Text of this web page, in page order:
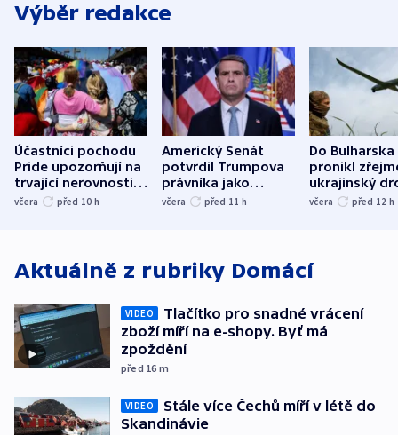
Výběr redakce
Účastníci pochodu
Pride upozorňují na
trvající nerovnosti i
společenskou
včera před 10 h
Americký Senát
potvrdil Trumpova
právníka jako
ministra
včera před 11 h
Do Bulharska
pronikl
ukrajinský
explodoval
včera před 12 h
Aktuálně z rubriky Domácí
VIDEO
Tlačítko pro snadné vrácení
zboží míří na e-shopy. Byť má
zpoždění
před 16 m
VIDEO
Stále více Čechů míří v létě do
Skandinávie